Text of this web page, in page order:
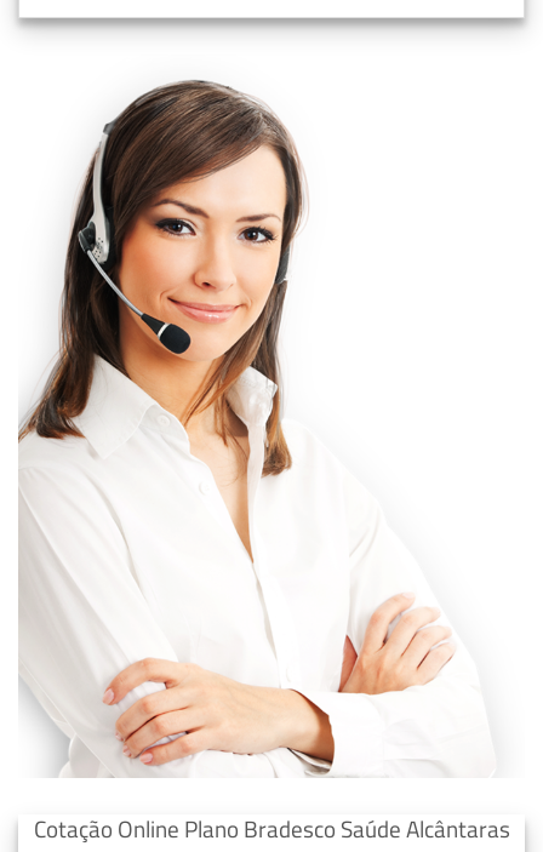
Cotação Online Plano Bradesco Saúde Alcântaras